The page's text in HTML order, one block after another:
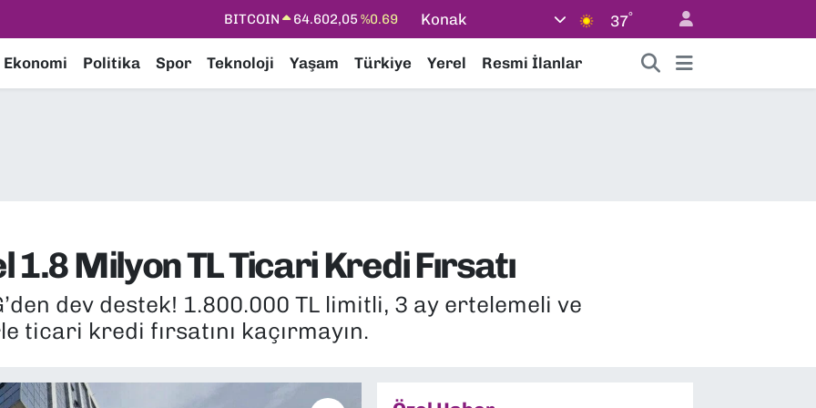
DOLAR 47,5986%0.06
STERLİN
64,2438%0.21
Konak 37°
Ekonomi Politika Spor Teknoloji Yaşam Türkiye Yerel Resmi İlanlar
1.8 Milyon TL Ticari Kredi Fırsatı
dev destek! 1.800.000 TL limitli, 3 ay ertelemeli ve
ticari kredi fırsatını kaçırmayın.